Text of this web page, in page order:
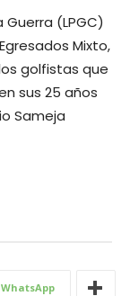
(LPGC)
Mixto,
golfistas que
sus 25 años
Sameja
WhatsApp